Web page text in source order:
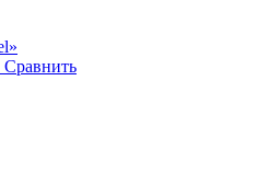
Сравнить